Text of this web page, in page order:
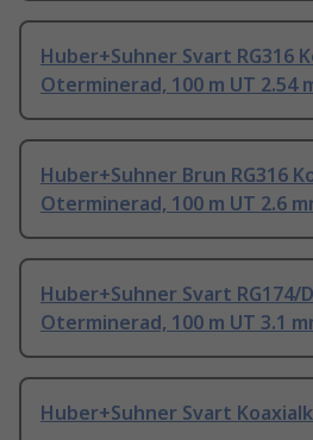
Huber+Suhner Svart RG316
Oterminerad, 100 m UT 2.54
Huber+Suhner Brun RG316
Oterminerad, 100 m UT 2.6
Huber+Suhner Svart RG174/
Oterminerad, 100 m UT 3.1
Huber+Suhner Svart